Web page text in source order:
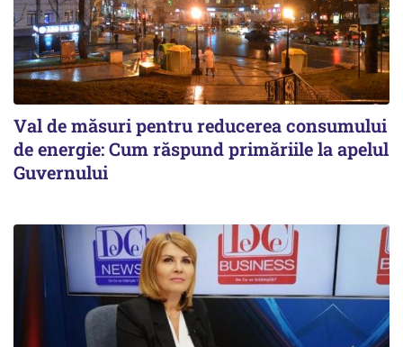
Val de măsuri pentru reducerea consumului
de energie: Cum răspund primăriile la apelul
Guvernului